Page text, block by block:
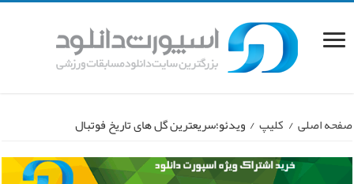
صفحه اصلی / کلیپ / ویدئو؛سریعترین گل های تاریخ فوتبال